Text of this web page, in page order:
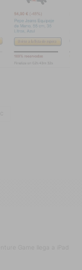
Game llega a iPad